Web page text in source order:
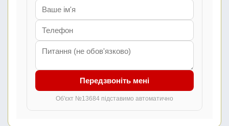
Передзвоніть мені
Об'єкт №13684 підставимо автоматично